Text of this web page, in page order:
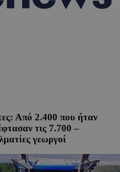
Από 2.400 που ήταν
τις 7.700 –
γεωργοί